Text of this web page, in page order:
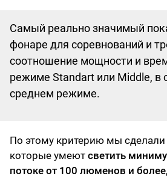
Самый реально значимый
фонаре для соревнований и
соотношение мощности и
режиме Standart или Middle,
среднем режиме.
По этому критерию мы
которые умеют светить
потоке от 100 люменов и более,